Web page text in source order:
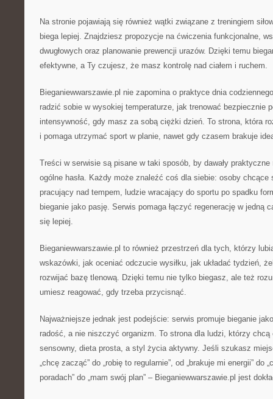
Na stronie pojawiają się również wątki związane z treningiem
biega lepiej. Znajdziesz propozycje na ćwiczenia funkcjonalne,
dwugłowych oraz planowanie prewencji urazów. Dzięki temu
efektywne, a Ty czujesz, że masz kontrolę nad ciałem i ruchem.
Bieganiewwarszawie.pl nie zapomina o praktyce dnia
radzić sobie w wysokiej temperaturze, jak trenować bezpiecznie
intensywność, gdy masz za sobą ciężki dzień. To strona, która
i pomaga utrzymać sport w planie, nawet gdy czasem brakuje
Treści w serwisie są pisane w taki sposób, by dawały
ogólne hasła. Każdy może znaleźć coś dla siebie: osoby chcące
pracujący nad tempem, ludzie wracający do sportu po spadku
bieganie jako pasję. Serwis pomaga łączyć regenerację w jedną
się lepiej.
Bieganiewwarszawie.pl to również przestrzeń dla tych, którzy
wskazówki, jak oceniać odczucie wysiłku, jak układać tydzień,
rozwijać bazę tlenową. Dzięki temu nie tylko biegasz, ale też
umiesz reagować, gdy trzeba przycisnąć.
Najważniejsze jednak jest podejście: serwis promuje bieganie
radość, a nie niszczyć organizm. To strona dla ludzi, którzy
sensowny, dieta prosta, a styl życia aktywny. Jeśli szukasz
„chcę zacząć” do „robię to regularnie”, od „brakuje mi energii” do
poradach” do „mam swój plan” – Bieganiewwarszawie.pl jest